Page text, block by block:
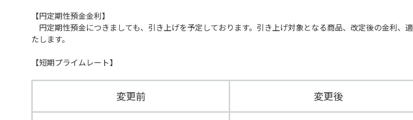
【円定期性預金金利】
円定期性預金につきましても、引き上げを予定しております。引き上げ対象となる商品、改定後の金利、
たします。
【短期プライムレート】
変更前 変更後